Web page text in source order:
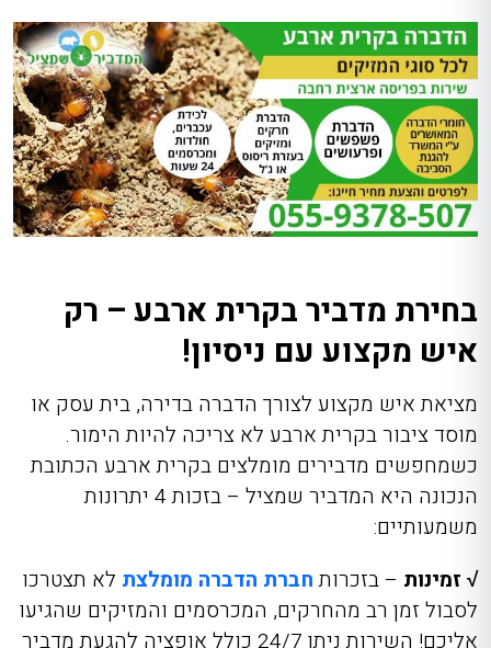
בחירת מדביר בקרית ארבע – רק
איש מקצוע עם ניסיון!
מציאת איש מקצוע לצורך הדברה בדירה, בית עסק או
מוסד ציבור בקרית ארבע לא צריכה להיות הימור.
כשמחפשים מדבירים מומלצים בקרית ארבע הכתובת
הנכונה היא המדביר שמציל – בזכות 4 יתרונות
משמעותיים:
√ זמינות – בזכרותחברת הדברה מומלצת לא תצטרכו
לסבול זמן רב מהחרקים, המכרסמים והמזיקים שהגיעו
אליכם! השירות ניתן 24/7 כולל אופציה להגעת מדביר